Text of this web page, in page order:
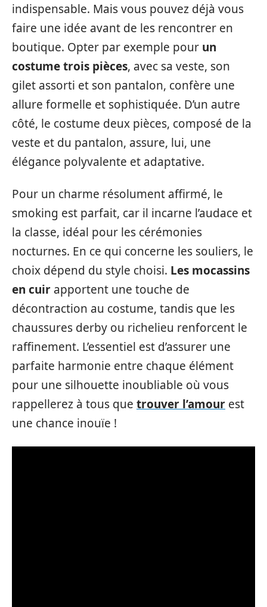
indispensable. Mais vous pouvez déjà vous
faire une idée avant de les rencontrer en
boutique. Opter par exemple pour un
costume trois pièces, avec sa veste, son
gilet assorti et son pantalon, confère une
allure formelle et sophistiquée. D’un autre
côté, le costume deux pièces, composé de la
veste et du pantalon, assure, lui, une
élégance polyvalente et adaptative.
Pour un charme résolument affirmé, le
smoking est parfait, car il incarne l’audace et
la classe, idéal pour les cérémonies
nocturnes. En ce qui concerne les souliers, le
choix dépend du style choisi. Les mocassins
en cuir apportent une touche de
décontraction au costume, tandis que les
chaussures derby ou richelieu renforcent le
raffinement. L’essentiel est d’assurer une
parfaite harmonie entre chaque élément
pour une silhouette inoubliable où vous
rappellerez à tous que trouver l’amour est
une chance inouïe !